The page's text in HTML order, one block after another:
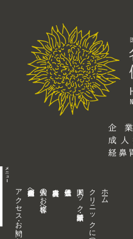
アクセス・お問い合わせ 企業内担当者様へ 個人のお客様へ 人間ドック・健康診断 クリニックについて ホーム